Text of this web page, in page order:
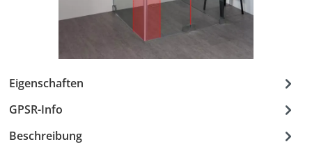
Eigenschaften
GPSR-Info
Beschreibung